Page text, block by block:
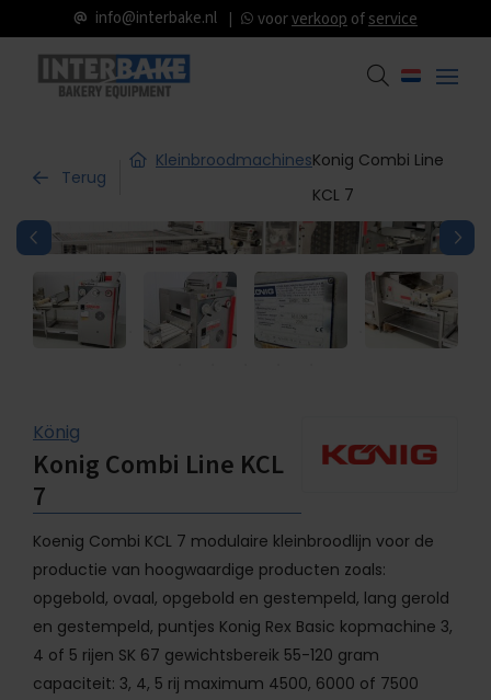
info@interbake.nl voorverkoop ofservice
Terug
KleinbroodmachinesKonig Combi Line
KCL 7
König
Konig Combi Line KCL
7
Koenig Combi KCL 7 modulaire kleinbroodlijn voor de
productie van hoogwaardige producten zoals:
opgebold, ovaal, opgebold en gestempeld, lang gerold
en gestempeld, puntjes Konig Rex Basic kopmachine 3,
4 of 5 rijen SK 67 gewichtsbereik 55-120 gram
capaciteit: 3, 4, 5 rij maximum 4500, 6000 of 7500